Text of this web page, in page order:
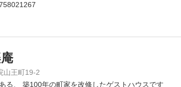
山王町19-2
る、 築100年の町家を改修したゲストハウスです